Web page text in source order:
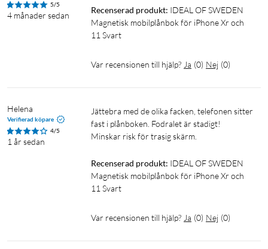
5/5
4 månader sedan
Recenserad produkt: IDEAL OF SWEDEN
Magnetisk mobilplånbok för iPhone Xr och
11 Svart
Var recensionen till hjälp? Ja (0) Nej (0)
Helena
Verifierad köpare
4/5
1 år sedan
Jättebra med de olika facken, telefonen sitter
fast i plånboken. Fodralet är stadigt!
Minskar risk för trasig skärm.
Recenserad produkt: IDEAL OF SWEDEN
Magnetisk mobilplånbok för iPhone Xr och
11 Svart
Var recensionen till hjälp? Ja (0) Nej (0)